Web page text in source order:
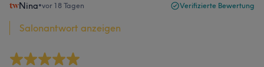
Nina•vor 18 Tagen Verifizierte Bewertung
Salonantwort anzeigen